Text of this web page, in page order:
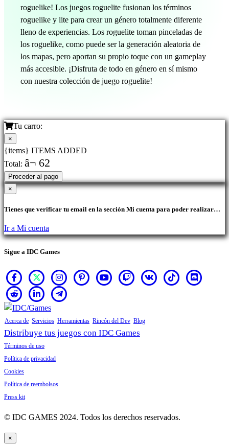
roguelike! Los juegos roguelite fusionan los términos
roguelike y lite para crear un género totalmente diferente
lleno de experiencias. Los roguelite toman pinceladas de
los roguelike, como puede ser la generación aleatoria de
los mapas, pero aportan su propio toque con un gameplay
más accesible. ¡Disfruta de todo en género en sí mismo
con nuestra colección de juego roguelite!
Tu carro:
×
{items} ITEMS ADDED
Total: â¬ 62
Proceder al pago
×
Tienes que verificar tu email en la sección Mi cuenta para poder realizar
Ir a Mi cuenta
Sigue a IDC Games
Acerca de Servicios Herramientas Rincón del Dev Blog
Distribuye tus juegos con IDC Games
Términos de uso
Política de privacidad
Cookies
Política de reembolsos
Press kit
© IDC GAMES 2024. Todos los derechos reservados.
×